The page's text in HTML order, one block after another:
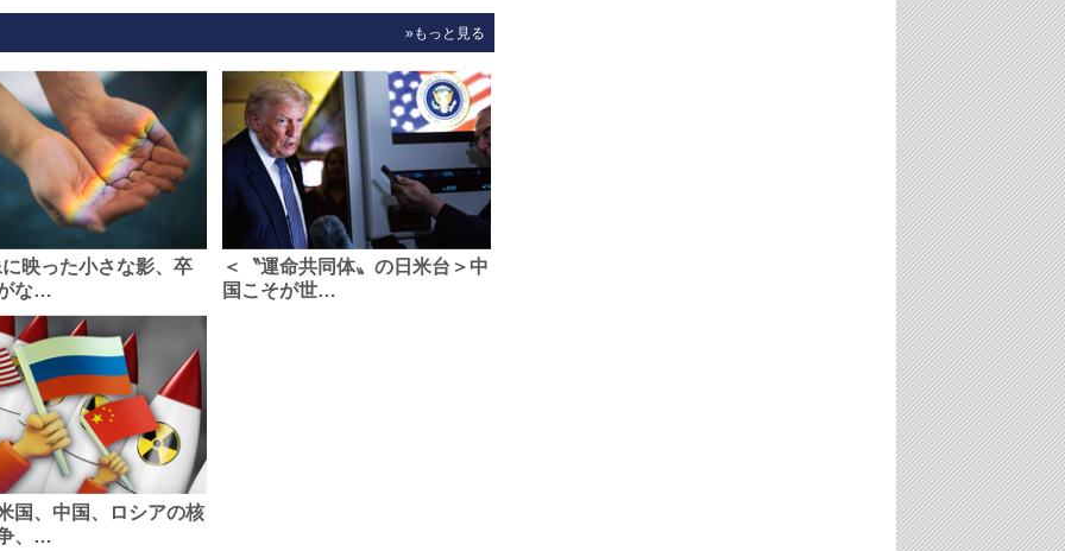
»もっと見る
映った小さな影、卒
な…
＜〝運命共同体〟の日米台＞中
国こそが世…
国、中国、ロシアの核
、…